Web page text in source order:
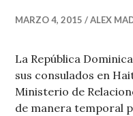
MARZO 4, 2015 ALEX
La República
sus consulados en
Ministerio de
de manera temporal